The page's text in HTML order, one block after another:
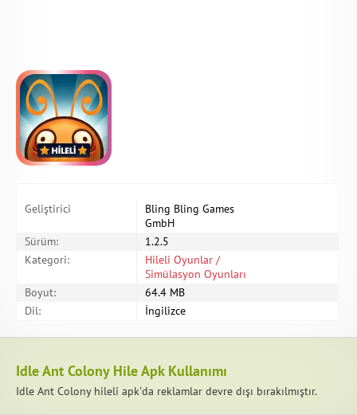
Geliştirici
Bling Bling Games
GmbH
Sürüm:
1.2.5
Kategori:
Hileli Oyunlar /
Simülasyon Oyunları
Boyut:
64.4 MB
Dil:
İngilizce
Idle Ant Colony Hile Apk Kullanımı
Idle Ant Colony hileli apk'da reklamlar devre dışı bırakılmıştır.